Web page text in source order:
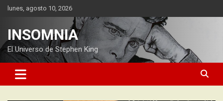
Saltarlunes, agosto 10, 2026
INSOMNIA
El Universo de Stephen King